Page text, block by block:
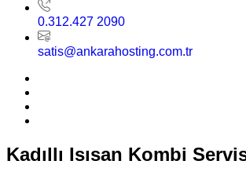
0.312.427 2090
satis@ankarahosting.com.tr
Kadıllı Isısan Kombi